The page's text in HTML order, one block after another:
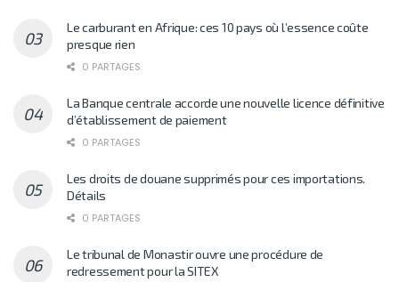
Le carburant en Afrique: ces 10 pays où l’essence coûte
presque rien
0 PARTAGES
La Banque centrale accorde une nouvelle licence définitive
d’établissement de paiement
0 PARTAGES
Les droits de douane supprimés pour ces importations.
Détails
0 PARTAGES
Le tribunal de Monastir ouvre une procédure de
redressement pour la SITEX